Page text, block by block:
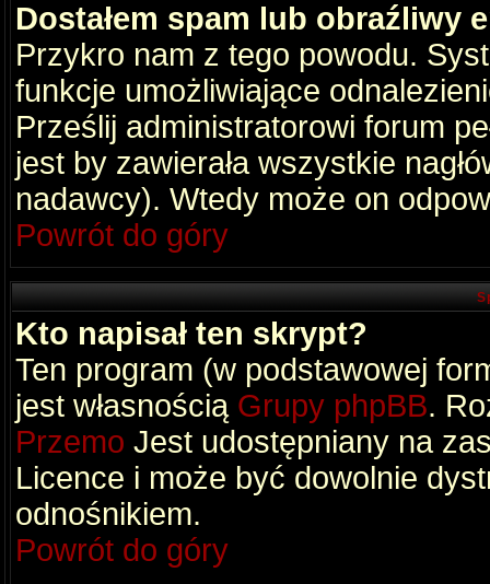
Dostałem spam lub obraźliwy
Przykro nam z tego powodu.
funkcje umożliwiające
Prześlij administratorowi forum
jest by zawierała wszystkie
nadawcy). Wtedy może on
Powrót do góry
Kto napisał ten skrypt?
Ten program (w podstawowej
jest własnością Grupy phpBB.
Przemo Jest udostępniany na
Licence i może być dowolnie
odnośnikiem.
Powrót do góry